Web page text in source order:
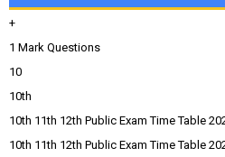
+
1 Mark Questions
10
10th
10th 11th 12th Public Exam Time Table
10th 11th 12th Public Exam Time Table